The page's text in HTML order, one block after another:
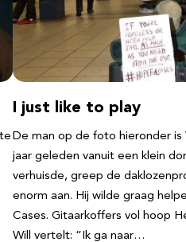
I just like to play
De man op de foto hieronder is
jaar geleden vanuit een klein
verhuisde, greep de
enorm aan. Hij wilde graag
Cases. Gitaarkoffers vol hoop
Will vertelt: “Ik ga naar…